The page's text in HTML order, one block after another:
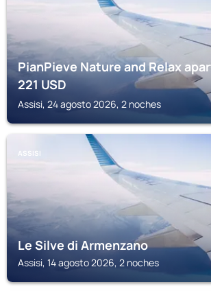
PianPieve Nature and Relax
221USD
Assisi, 24 agosto 2026, 2 noches
ASSISI
Le Silve di Armenzano
Assisi, 14 agosto 2026, 2 noches